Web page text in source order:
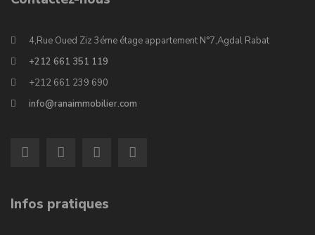
4,Rue Oued Ziz 3éme étage appartement N°7,Agdal Rabat
+212 661 351 119
+212 661 239 690
info@ranaimmobilier.com
Infos pratiques